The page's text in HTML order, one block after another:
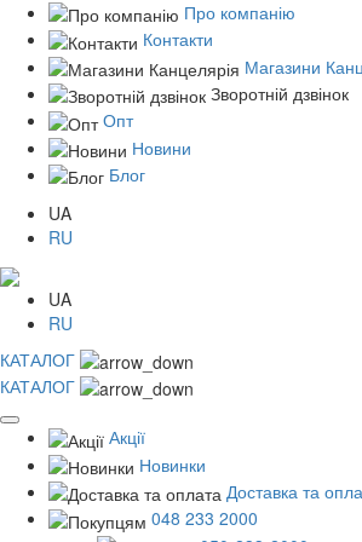
Про компанію
Контакти
Магазини
Зворотній дзвінок
Опт
Новини
Блог
UA
RU
UA
RU
КАТАЛОГ
КАТАЛОГ
Акції
Новинки
Доставка та
048 233 2000